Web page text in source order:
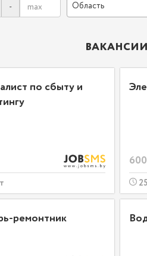
- Область
ВАКАНСИИ
по сбыту и
ремонтник